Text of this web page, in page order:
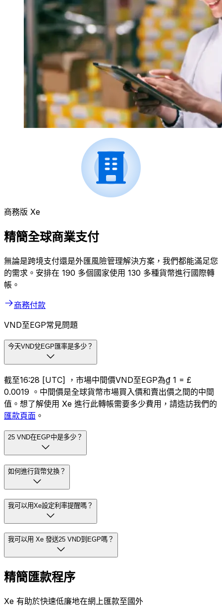
商務版 Xe
精簡全球商業支付
無論是跨境支付還是外匯風險管理解決方案，我們都能滿足您
的需求。安排在 190 多個國家使用 130 多種貨幣進行國際轉
帳。
商務付款
VND至EGP常見問題
今天VND兌EGP匯率是多少？
截至16:28 [UTC] ，市場中間價VND至EGP為₫ 1 = £
0.0019 。中間價是全球貨幣市場買入價和賣出價之間的中間
值。想了解使用 Xe 進行此轉帳需要多少費用，請造訪我們的
匯款頁面 。
25 VND在EGP中是多少？
如何進行貨幣兌換？
我可以用Xe設定利率提醒嗎？
我可以用 Xe 發送25 VND到EGP嗎？
精簡匯款程序
Xe 有助於快速低廉地在網上匯款至國外